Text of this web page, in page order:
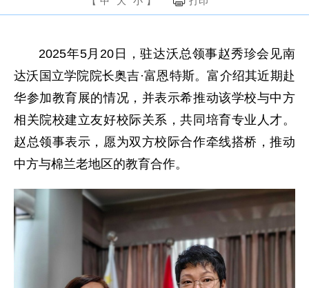
2025年5月20日，驻达沃总领事赵秀珍会见南
达沃国立学院院长奥吉·富恩特斯。富介绍其近期赴
华参加教育展的情况，并表示希推动该学校与中方
相关院校建立友好校际关系，共同培育专业人才。
赵总领事表示，愿为双方校际合作牵线搭桥，推动
中方与棉兰老地区的教育合作。